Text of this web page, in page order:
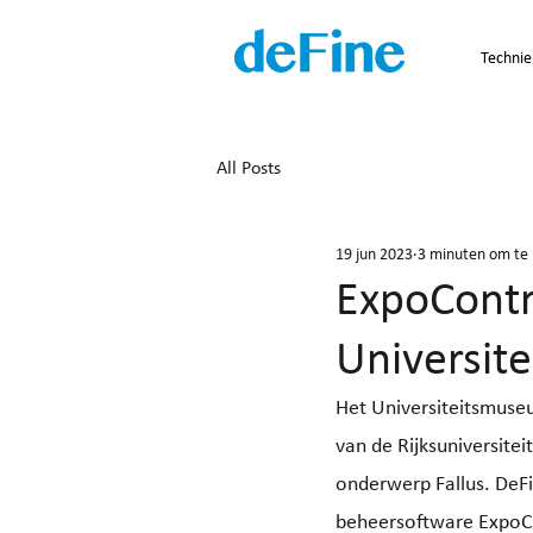
All Posts
19 jun 2023 3 minuten om te
Het
van de
onderwerp Fallus.
beheersoftware